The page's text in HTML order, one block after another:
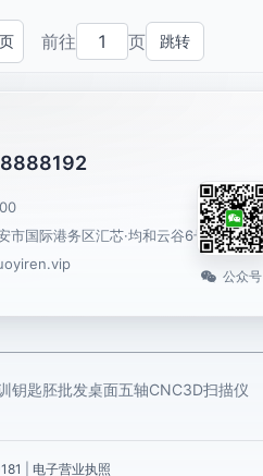
前往 页 跳转
市国际港务区汇芯·均和云谷6号楼
公众号
钥匙胚批发桌面五轴CNC3D扫描仪
电子营业执照